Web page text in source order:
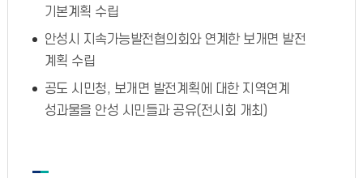
기본계획 수립
안성시 지속가능발전협의회와 연계한 보개면 발전
계획 수립
공도 시민청, 보개면 발전계획에 대한 지역연계
성과물을 안성 시민들과 공유(전시회 개최)